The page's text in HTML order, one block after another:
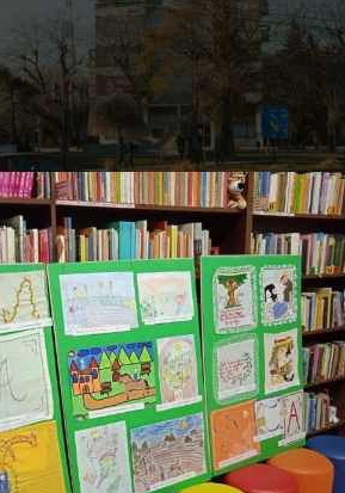
ЋИРИЛИЦЕ“ У
БИБЛИОТЕКЕ У
КовинOn 31. avgust 2021.